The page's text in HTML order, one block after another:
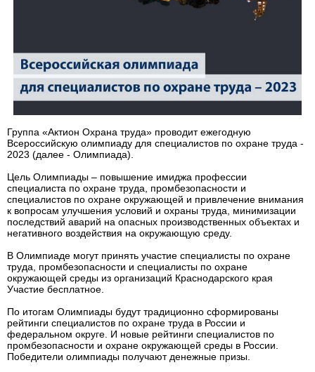
Группа «Актион Охрана труда» проводит ежегодную
Всероссийскую олимпиаду для специалистов по охране труда -
2023 (далее - Олимпиада).
Цель Олимпиады – повышение имиджа профессии
специалиста по охране труда, промбезопасности и
специалистов по охране окружающей и привлечение внимания
к вопросам улучшения условий и охраны труда, минимизации
последствий аварий на опасных производственных объектах и
негативного воздействия на окружающую среду.
В Олимпиаде могут принять участие специалисты по охране
труда, промбезопасности и специалисты по охране
окружающей среды из организаций Краснодарского края
Участие бесплатное.
По итогам Олимпиады будут традиционно сформированы
рейтинги специалистов по охране труда в России и
федеральном округе. И новые рейтинги специалистов по
промбезопасности и охране окружающей среды в России.
Победители олимпиады получают денежные призы.